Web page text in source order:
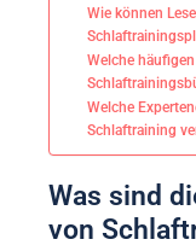
Wie können
Welche
Welche
Schlaftraining
Was sind
von